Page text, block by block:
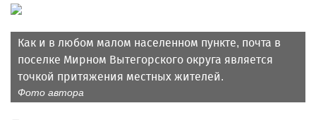
Как и в любом малом населенном пункте, почта в
поселке Мирном Вытегорского округа является
точкой притяжения местных жителей.
Фото автора